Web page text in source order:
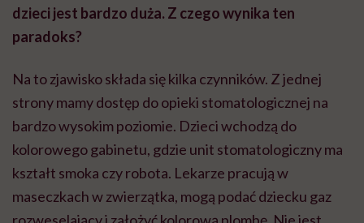
dzieci jest bardzo duża. Z czego wynika ten
paradoks?
Na to zjawisko składa się kilka czynników. Z jednej
strony mamy dostęp do opieki stomatologicznej na
bardzo wysokim poziomie. Dzieci wchodzą do
kolorowego gabinetu, gdzie unit stomatologiczny ma
kształt smoka czy robota. Lekarze pracują w
maseczkach w zwierzątka, mogą podać dziecku gaz